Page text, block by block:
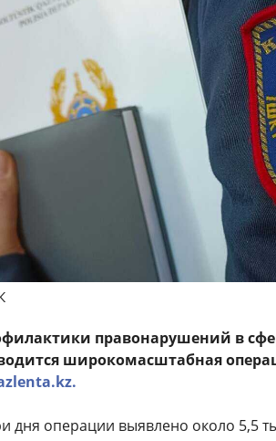
правонарушений в
широкомасштабная
дня операции выявлено около 5,5